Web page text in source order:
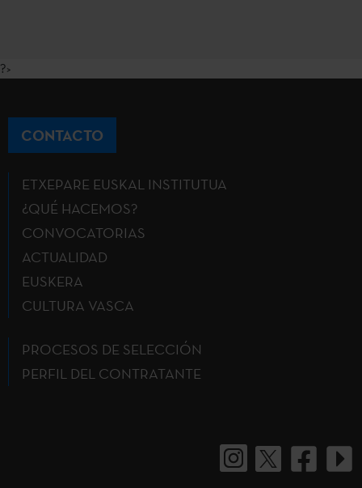
?>
CONTACTO
ETXEPARE EUSKAL INSTITUTUA
¿QUÉ HACEMOS?
CONVOCATORIAS
ACTUALIDAD
EUSKERA
CULTURA VASCA
PROCESOS DE SELECCIÓN
PERFIL DEL CONTRATANTE